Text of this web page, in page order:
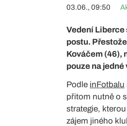
03.06., 09:50
Vedení Liberce
postu.
Kováčem (46),
pouze na
Podle inFotbalu
přitom nutně o
strategie,
zájem jiného